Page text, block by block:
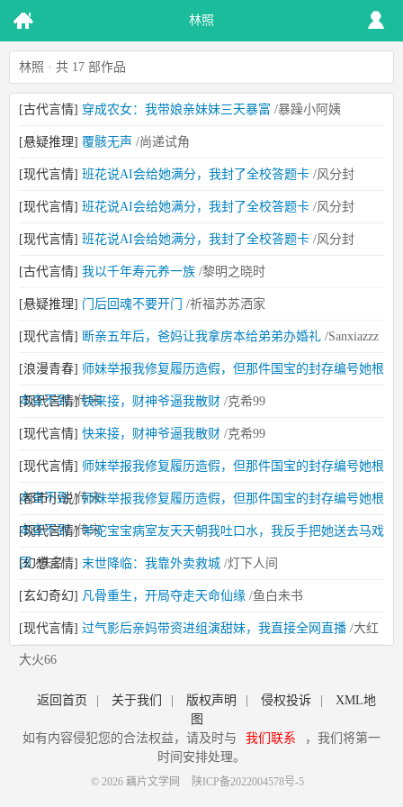
林照
林照 · 共 17 部作品
[古代言情] 穿成农女：我带娘亲妹妹三天暴富 /暴躁小阿姨
[悬疑推理] 覆骸无声 /尚递试角
[现代言情] 班花说AI会给她满分，我封了全校答题卡 /风分封
[现代言情] 班花说AI会给她满分，我封了全校答题卡 /风分封
[现代言情] 班花说AI会给她满分，我封了全校答题卡 /风分封
[古代言情] 我以千年寿元养一族 /黎明之晓时
[悬疑推理] 门后回魂不要开门 /祈福苏苏洒家
[现代言情] 断亲五年后，爸妈让我拿房本给弟弟办婚礼 /Sanxiazzz
[浪漫青春] 师妹举报我修复履历造假，但那件国宝的封存编号她根
本查不到/传宋
[现代言情] 快来接，财神爷逼我散财 /克希99
[现代言情] 快来接，财神爷逼我散财 /克希99
[现代言情] 师妹举报我修复履历造假，但那件国宝的封存编号她根
本查不到/传宋
[都市小说] 师妹举报我修复履历造假，但那件国宝的封存编号她根
本查不到/传宋
[现代言情] 羊驼宝宝病室友天天朝我吐口水，我反手把她送去马戏
团/佚名
[幻想言情] 末世降临：我靠外卖救城 /灯下人间
[玄幻奇幻] 凡骨重生，开局夺走天命仙缘 /鱼白未书
[现代言情] 过气影后亲妈带资进组演甜妹，我直接全网直播 /大红
大火66
返回首页 关于我们 版权声明 侵权投诉
XML地
图
如有内容侵犯您的合法权益，请及时与
我们联系
，我们将第一
时间安排处理。
© 2026 藕片文学网 陕ICP备2022004578号-5